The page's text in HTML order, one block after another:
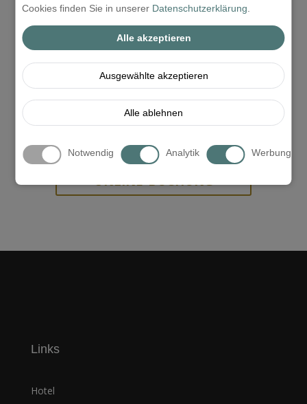
Cookies finden Sie in unserer Datenschutzerklärung
Alle akzeptieren
Ausgewählte akzeptieren
Alle ablehnen
Notwendig Analytik Werbung
Zimmerkategorie ein und wählen Sie dann aus den
Dienstleistungen unter Programme in und um Sopron!
Auf unserer Website finden Sie garantiert die besten
Preise!
ANFRAGE
PREISKALKULATION &
Links
Hotel